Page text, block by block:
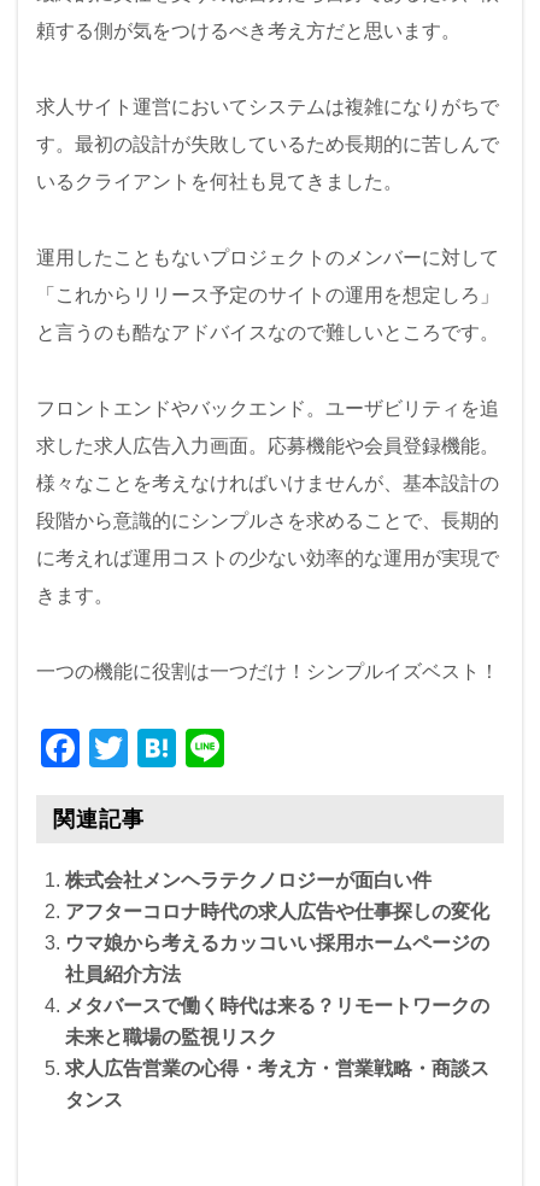
頼する側が気をつけるべき考え方だと思います。
求人サイト運営においてシステムは複雑になりがちで
す。最初の設計が失敗しているため長期的に苦しんで
いるクライアントを何社も見てきました。
運用したこともないプロジェクトのメンバーに対して
「これからリリース予定のサイトの運用を想定しろ」
と言うのも酷なアドバイスなので難しいところです。
フロントエンドやバックエンド。ユーザビリティを追
求した求人広告入力画面。応募機能や会員登録機能。
様々なことを考えなければいけませんが、基本設計の
段階から意識的にシンプルさを求めることで、長期的
に考えれば運用コストの少ない効率的な運用が実現で
きます。
一つの機能に役割は一つだけ！シンプルイズベスト！
F
c
e
b
o
o
k
T
tt
er
H
n
a
関連記事
株式会社メンヘラテクノロジーが面白い件
アフターコロナ時代の求人広告や仕事探しの変化
ウマ娘から考えるカッコいい採用ホームページの
社員紹介方法
メタバースで働く時代は来る？リモートワークの
未来と職場の監視リスク
求人広告営業の心得・考え方・営業戦略・商談ス
タンス